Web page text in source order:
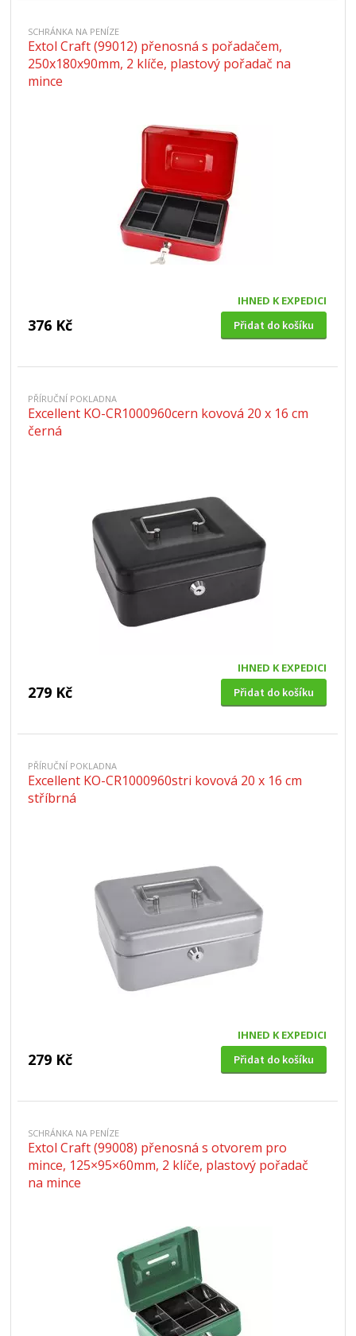
SCHRÁNKA NA PENÍZE
Extol Craft (99012) přenosná s pořadačem,
250x180x90mm, 2 klíče, plastový pořadač na
mince
IHNED K EXPEDICI
376 Kč Přidat do košíku
PŘÍRUČNÍ POKLADNA
Excellent KO-CR1000960cern kovová 20 x 16 cm
černá
IHNED K EXPEDICI
279 Kč Přidat do košíku
PŘÍRUČNÍ POKLADNA
Excellent KO-CR1000960stri kovová 20 x 16 cm
stříbrná
IHNED K EXPEDICI
279 Kč Přidat do košíku
SCHRÁNKA NA PENÍZE
Extol Craft (99008) přenosná s otvorem pro
mince, 125×95×60mm, 2 klíče, plastový pořadač
na mince